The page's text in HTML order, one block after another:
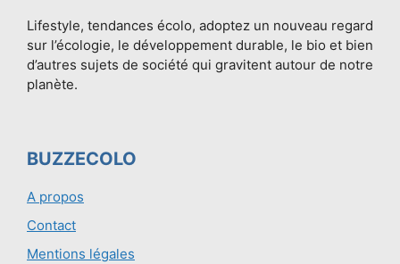
Lifestyle, tendances écolo, adoptez un nouveau regard
sur l’écologie, le développement durable, le bio et bien
d’autres sujets de société qui gravitent autour de notre
planète.
BUZZECOLO
A propos
Contact
Mentions légales